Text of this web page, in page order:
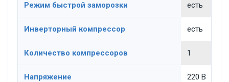
Режим быстрой заморозки есть
Инверторный компрессор есть
Количество компрессоров 1
Напряжение 220 В